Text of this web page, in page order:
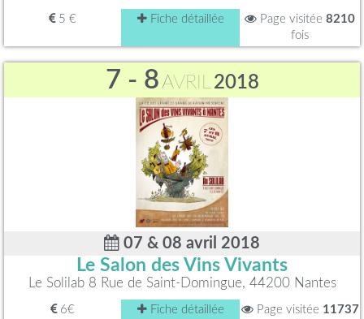
5 € Fiche détaillée Page visitée 8210
fois
7 - 8AVRIL2018
07 & 08 avril 2018
Le Salon des Vins Vivants
Le Solilab 8 Rue de Saint-Domingue, 44200 Nantes
6€ Fiche détaillée Page visitée 11737